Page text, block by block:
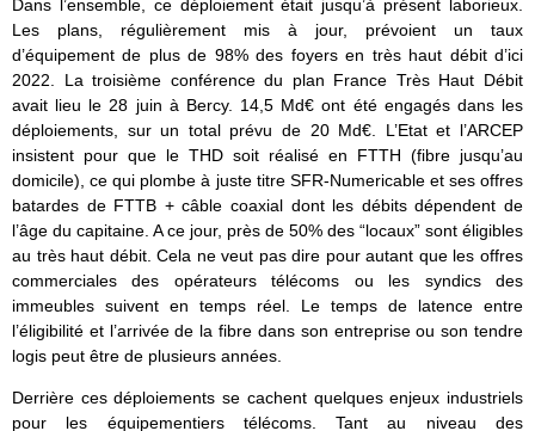
Dans l’ensemble, ce déploiement était jusqu’à présent laborieux.
Les plans, régulièrement mis à jour, prévoient un taux
d’équipement de plus de 98% des foyers en très haut débit d’ici
2022. La troisième conférence du plan France Très Haut Débit
avait lieu le 28 juin à Bercy. 14,5 Md€ ont été engagés dans les
déploiements, sur un total prévu de 20 Md€. L’Etat et l’ARCEP
insistent pour que le THD soit réalisé en FTTH (fibre jusqu’au
domicile), ce qui plombe à juste titre SFR-Numericable et ses offres
batardes de FTTB + câble coaxial dont les débits dépendent de
l’âge du capitaine. A ce jour, près de 50% des “locaux” sont éligibles
au très haut débit. Cela ne veut pas dire pour autant que les offres
commerciales des opérateurs télécoms ou les syndics des
immeubles suivent en temps réel. Le temps de latence entre
l’éligibilité et l’arrivée de la fibre dans son entreprise ou son tendre
logis peut être de plusieurs années.
Derrière ces déploiements se cachent quelques enjeux industriels
pour les équipementiers télécoms. Tant au niveau des